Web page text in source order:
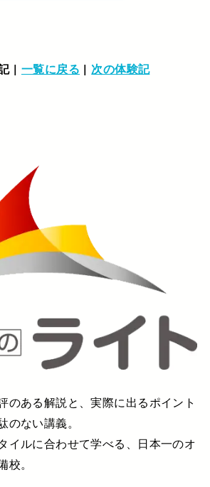
| 一覧に戻る | 次の体験記
のある解説と、実際に出るポイント
のない講義。
イルに合わせて学べる、日本一のオ
。